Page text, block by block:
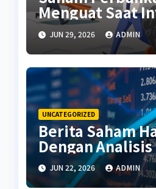
Menguat Saat
Kembali Aktif
JUN 29, 2026 ADMIN
UNCATEGORIZED
Berita Saham
Dengan Analisis
Terbaru
JUN 22, 2026 ADMIN